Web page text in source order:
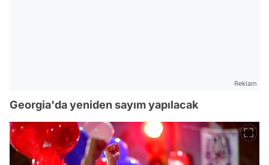
Reklam
Georgia'da yeniden sayım yapılacak